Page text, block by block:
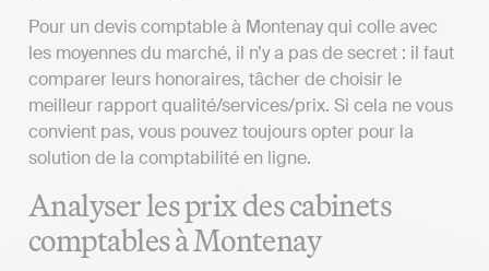
Pour un devis comptable à Montenay qui colle avec
les moyennes du marché, il n’y a pas de secret : il faut
comparer leurs honoraires, tâcher de choisir le
meilleur rapport qualité/services/prix. Si cela ne vous
convient pas, vous pouvez toujours opter pour la
solution de la comptabilité en ligne.
Analyser les prix des cabinets
comptables à Montenay